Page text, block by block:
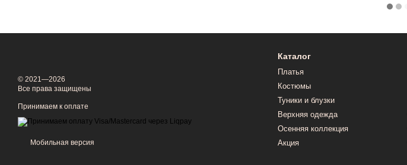
© 2021—2026
Все права защищены
Принимаем к оплате
Мобильная версия
Каталог
Платья
Костюмы
Туники и блузки
Верхняя одежда
Осенняя коллекция
Акция